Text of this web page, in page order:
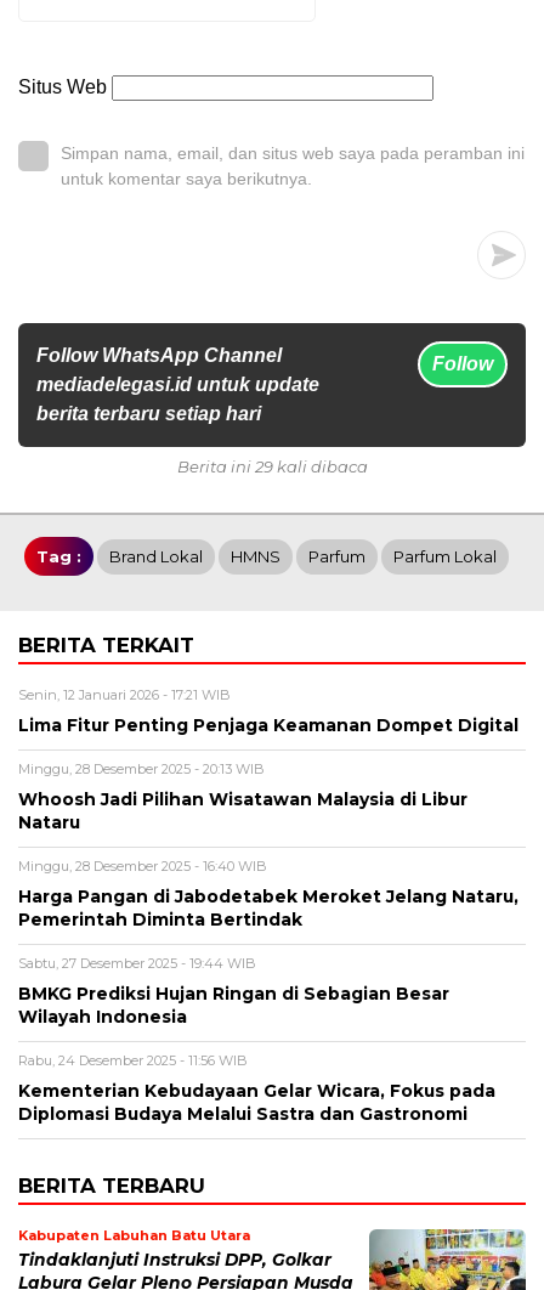
Situs Web
Simpan nama, email, dan situs web saya pada peramban ini
untuk komentar saya berikutnya.
Follow WhatsApp Channel
mediadelegasi.id untuk update
berita terbaru setiap hari
Follow
Berita ini 29 kali dibaca
Tag : Brand Lokal HMNS Parfum Parfum Lokal
BERITA TERKAIT
Senin, 12 Januari 2026 - 17:21 WIB
Lima Fitur Penting Penjaga Keamanan Dompet Digital
Minggu, 28 Desember 2025 - 20:13 WIB
Whoosh Jadi Pilihan Wisatawan Malaysia di Libur
Nataru
Minggu, 28 Desember 2025 - 16:40 WIB
Harga Pangan di Jabodetabek Meroket Jelang Nataru,
Pemerintah Diminta Bertindak
Sabtu, 27 Desember 2025 - 19:44 WIB
BMKG Prediksi Hujan Ringan di Sebagian Besar
Wilayah Indonesia
Rabu, 24 Desember 2025 - 11:56 WIB
Kementerian Kebudayaan Gelar Wicara, Fokus pada
Diplomasi Budaya Melalui Sastra dan Gastronomi
BERITA TERBARU
Kabupaten Labuhan Batu Utara
Tindaklanjuti Instruksi DPP, Golkar
Labura Gelar Pleno Persiapan Musda